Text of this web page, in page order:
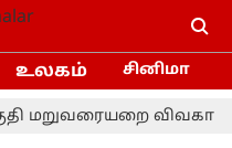
உலகம் சினிமா
விவகாரம் -